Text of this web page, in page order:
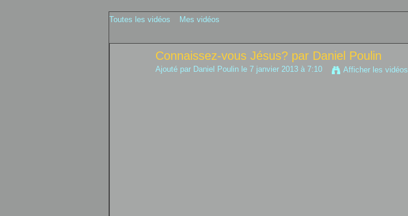
Toutes les vidéos Mes vidéos
Connaissez-vous Jésus? par Daniel Poulin
Ajouté par Daniel Poulin le 7 janvier 2013 à 7:10 Afficher les vidéos